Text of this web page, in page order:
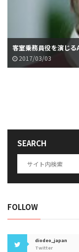
客室乗務員役を演じ
2017/03/03
SEARCH
FOLLOW
diodeo_japan
Twitter